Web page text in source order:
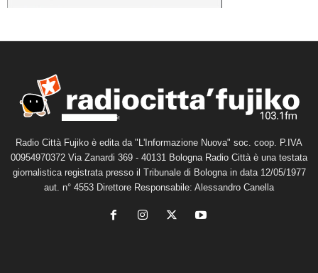
Radio Città Fujiko è edita da "L'Informazione Nuova" soc. coop. P.IVA
00954970372 Via Zanardi 369 - 40131 Bologna Radio Città è una testata
giornalistica registrata presso il Tribunale di Bologna in data 12/05/1977
aut. n° 4553 Direttore Responsabile: Alessandro Canella